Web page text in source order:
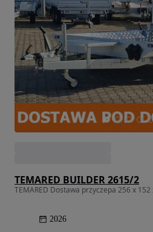
TEMARED BUILDER 2615/2
2026